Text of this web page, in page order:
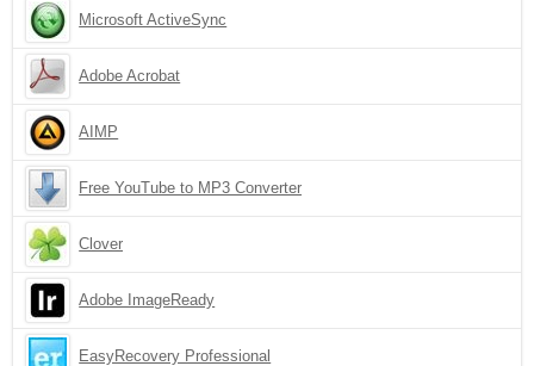
Microsoft ActiveSync
Adobe Acrobat
AIMP
Free YouTube to MP3 Converter
Clover
Adobe ImageReady
EasyRecovery Professional